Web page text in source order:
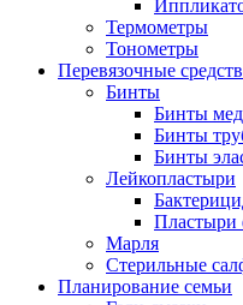
Термометры
Тонометры
Перевязочные
Бинты
Бинты
Бинты
Бинты
Лейкопластыри
Марля
Стерильные
Планирование семьи